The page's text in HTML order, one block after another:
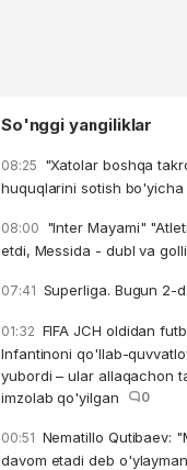
So'nggi yangiliklar
08:25 "Xatolar boshqa
huquqlarini sotish
08:00 "Inter Mayami"
etdi, Messida - dubl va
07:41 Superliga. Bugun 2-
01:32 FIFA JCH oldidan
Infantinoni qo'llab-
yubordi – ular allaqachon
imzolab qo'yilgan
0
00:51 Nematillo Qutibaev:
davom etadi deb